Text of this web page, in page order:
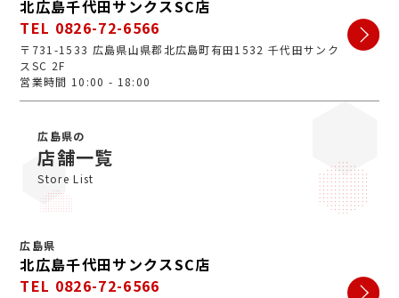
北広島千代田サンクスSC店
TEL 0826-72-6566
〒731-1533 広島県山県郡北広島町有田1532 千代田サンク
スSC 2F
営業時間 10:00 - 18:00
広島県の
店舗一覧
Store List
広島県
北広島千代田サンクスSC店
TEL 0826-72-6566